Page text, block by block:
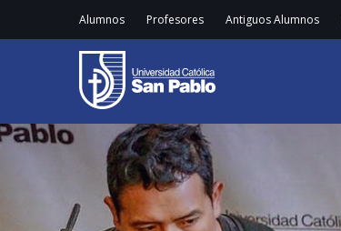
Alumnos Profesores Antiguos Alumnos